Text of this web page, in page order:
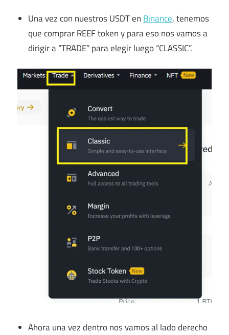
Una vez con nuestros USDT en Binance, tenemos
que comprar REEF token y para eso nos vamos a
dirigir a “TRADE” para elegir luego “CLASSIC”.
Ahora una vez dentro nos vamos al lado derecho